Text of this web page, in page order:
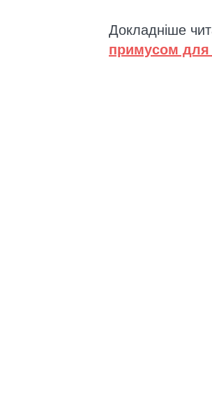
Докладніше
примусом для